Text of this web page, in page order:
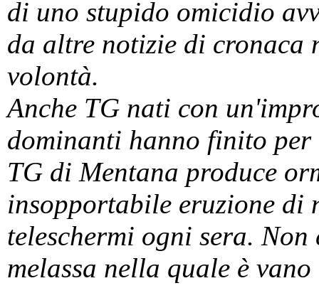
di uno stupido omicidio
da altre notizie di cronaca
volontà.
Anche TG nati con
dominanti hanno finito
TG di Mentana produce
insopportabile eruzione di
teleschermi ogni sera.
melassa nella quale è